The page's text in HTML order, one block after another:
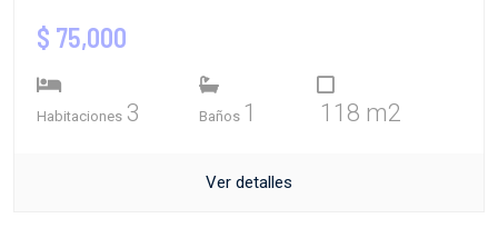
$ 75,000
Habitaciones 3 Baños 1 118 m2
Ver detalles